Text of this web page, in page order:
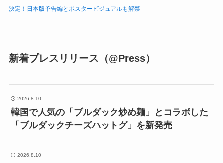
決定！日本版予告編とポスタービジュアルも解禁
新着プレスリリース（@Press）
2026.8.10
韓国で人気の「ブルダック炒め麺」とコラボした
「ブルダックチーズハットグ」を新発売
2026.8.10